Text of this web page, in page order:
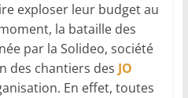
exploser leur budget au
la bataille des
par la Solideo, société
des chantiers des JO
En effet, toutes